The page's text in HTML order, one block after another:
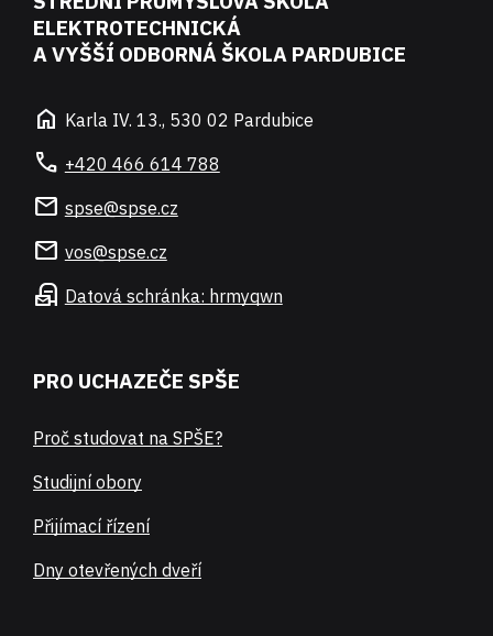
ELEKTROTECHNICKÁ
A VYŠŠÍ ODBORNÁ ŠKOLA PARDUBICE
home Karla IV. 13., 530 02 Pardubice
call +420 466 614 788
mail spse@spse.cz
mail vos@spse.cz
local_post_office Datová schránka: hrmyqwn
PRO UCHAZEČE SPŠE
Proč studovat na SPŠE?
Studijní obory
Přijímací řízení
Dny otevřených dveří